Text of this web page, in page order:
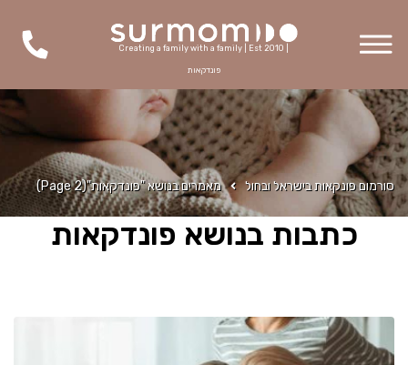
Creating a family with a family | Est 2010 |
פונדקאות
סורמום פונקאות בישראל ובחול מאמרים בנושא "פונדקאות"(Page 2)
כתבות בנושא פונדקאות